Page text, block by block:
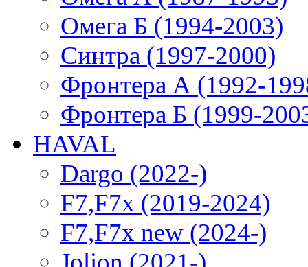
Омега Б (1994-2003)
Синтра (1997-2000)
Фронтера А (1992-
Фронтера Б (1999-
HAVAL
Dargo (2022-)
F7,F7x (2019-2024)
F7,F7x new (2024-)